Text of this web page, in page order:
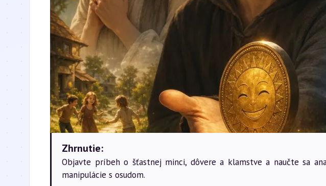
Zhrnutie:
Objavte príbeh o šťastnej minci, dôvere a klamstve a naučte sa
manipulácie s osudom.